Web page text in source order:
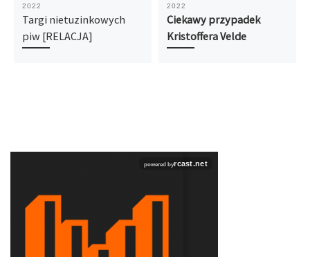
2022
Targi nietuzinkowych
piw [RELACJA]
2022
Ciekawy przypadek
Kristoffera Velde